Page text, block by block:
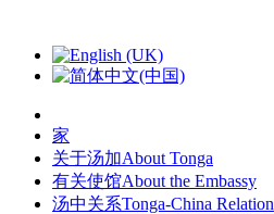
家
关于汤加About Tonga
有关使馆About the Embassy
汤中关系Tonga-China Relation